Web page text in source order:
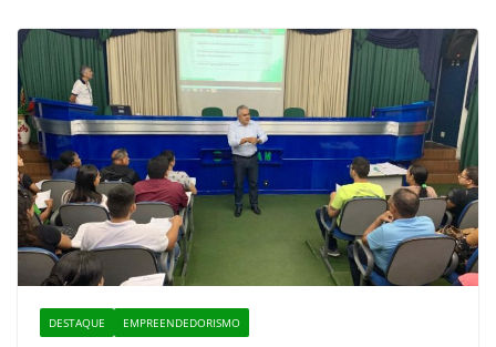
DESTAQUE EMPREENDEDORISMO